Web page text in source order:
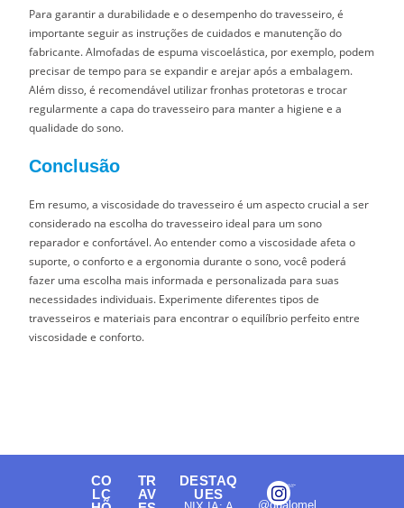
Para garantir a durabilidade e o desempenho do travesseiro, é
importante seguir as instruções de cuidados e manutenção do
fabricante. Almofadas de espuma viscoelástica, por exemplo, podem
precisar de tempo para se expandir e arejar após a embalagem.
Além disso, é recomendável utilizar fronhas protetoras e trocar
regularmente a capa do travesseiro para manter a higiene e a
qualidade do sono.
Conclusão
Em resumo, a viscosidade do travesseiro é um aspecto crucial a ser
considerado na escolha do travesseiro ideal para um sono
reparador e confortável. Ao entender como a viscosidade afeta o
suporte, o conforto e a ergonomia durante o sono, você poderá
fazer uma escolha mais informada e personalizada para suas
necessidades individuais. Experimente diferentes tipos de
travesseiros e materiais para encontrar o equilíbrio perfeito entre
viscosidade e conforto.
CO
LC
TR
AV
DESTAQ
UES
@qualomel